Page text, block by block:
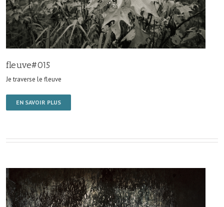
fleuve#015
Je traverse le fleuve
EN SAVOIR PLUS